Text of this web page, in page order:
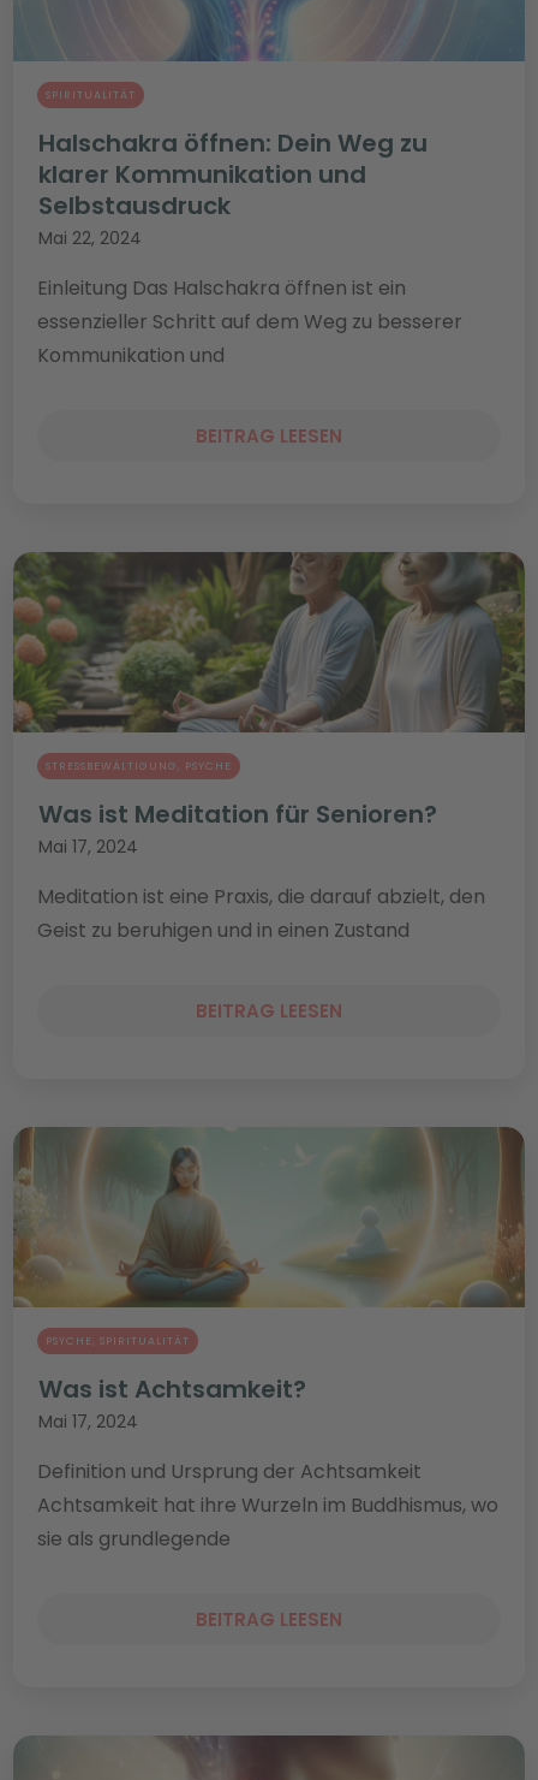
SPIRITUALITÄT
Halschakra öffnen: Dein Weg zu
klarer Kommunikation und
Selbstausdruck
Mai 22, 2024
Einleitung Das Halschakra öffnen ist ein
essenzieller Schritt auf dem Weg zu besserer
Kommunikation und
BEITRAG LEESEN
STRESSBEWÄLTIGUNG, PSYCHE
Was ist Meditation für Senioren?
Mai 17, 2024
Meditation ist eine Praxis, die darauf abzielt, den
Geist zu beruhigen und in einen Zustand
BEITRAG LEESEN
PSYCHE, SPIRITUALITÄT
Was ist Achtsamkeit?
Mai 17, 2024
Definition und Ursprung der Achtsamkeit
Achtsamkeit hat ihre Wurzeln im Buddhismus, wo
sie als grundlegende
BEITRAG LEESEN